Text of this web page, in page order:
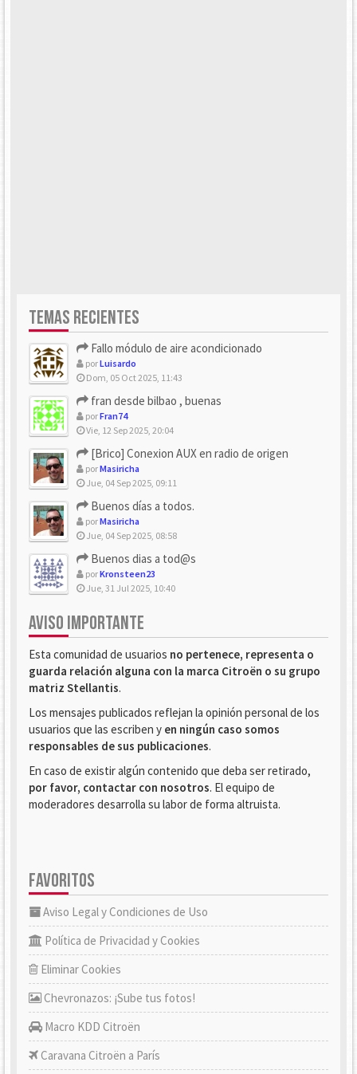
TEMAS RECIENTES
Fallo módulo de aire acondicionado
porLuisardo
Dom, 05 Oct 2025, 11:43
fran desde bilbao , buenas
porFran74
Vie, 12 Sep 2025, 20:04
[Brico] Conexion AUX en radio de origen
porMasiricha
Jue, 04 Sep 2025, 09:11
Buenos días a todos.
porMasiricha
Jue, 04 Sep 2025, 08:58
Buenos dias a tod@s
porKronsteen23
Jue, 31 Jul 2025, 10:40
AVISO IMPORTANTE
Esta comunidad de usuarios no pertenece, representa o
guarda relación alguna con la marca Citroën o su grupo
matriz Stellantis.
Los mensajes publicados reflejan la opinión personal de los
usuarios que las escriben y en ningún caso somos
responsables de sus publicaciones.
En caso de existir algún contenido que deba ser retirado,
por favor, contactar con nosotros. El equipo de
moderadores desarrolla su labor de forma altruista.
FAVORITOS
Aviso Legal y Condiciones de Uso
Política de Privacidad y Cookies
Eliminar Cookies
Chevronazos: ¡Sube tus fotos!
Macro KDD Citroën
Caravana Citroën a París